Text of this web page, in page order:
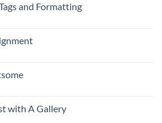
and Formatting
with A Gallery